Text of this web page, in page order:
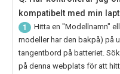
kompatibelt med min
1
Hitta en "Modellnamn"
modeller har den bakpå) på
tangentbord på batteriet.
på denna webplats för att